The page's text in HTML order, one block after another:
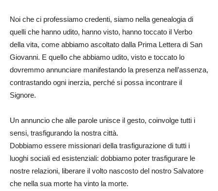
Noi che ci professiamo credenti, siamo nella genealogia di
quelli che hanno udito, hanno visto, hanno toccato il Verbo
della vita, come abbiamo ascoltato dalla Prima Lettera di San
Giovanni. E quello che abbiamo udito, visto e toccato lo
dovremmo annunciare manifestando la presenza nell’assenza,
contrastando ogni inerzia, perché si possa incontrare il
Signore.
Un annuncio che alle parole unisce il gesto, coinvolge tutti i
sensi, trasfigurando la nostra città.
Dobbiamo essere missionari della trasfigurazione di tutti i
luoghi sociali ed esistenziali: dobbiamo poter trasfigurare le
nostre relazioni, liberare il volto nascosto del nostro Salvatore
che nella sua morte ha vinto la morte.